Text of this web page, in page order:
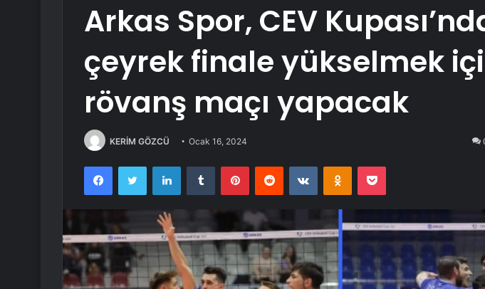
Arkas Spor, CEV
çeyrek finale yükselmek
rövanş maçı yapacak
KERİM GÖZCÜ Ocak 16, 2024
FacebookTwitter LinkedInTumblr PinterestReddit VKontakteOdnoklassniki
Pocket